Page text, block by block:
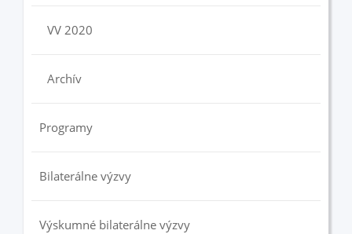
VV 2020
Archív
Programy
Bilaterálne výzvy
Výskumné bilaterálne výzvy